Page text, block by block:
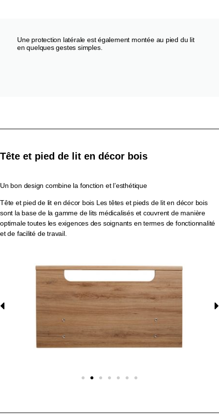
Une protection latérale est également montée au pied du lit
en quelques gestes simples.
Tête et pied de lit en décor bois
Un bon design combine la fonction et l’esthétique
Tête et pied de lit en décor bois Les têtes et pieds de lit en décor bois
sont la base de la gamme de lits médicalisés et couvrent de manière
optimale toutes les exigences des soignants en termes de fonctionnalité
et de facilité de travail.